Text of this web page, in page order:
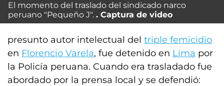
El momento del traslado del sindicado narco
peruano "Pequeño J".
Captura de video
presunto autor intelectual del triple femicidio
en Florencio Varela, fue detenido en Lima por
la Policía peruana. Cuando era trasladado fue
abordado por la prensa local y se defendió: